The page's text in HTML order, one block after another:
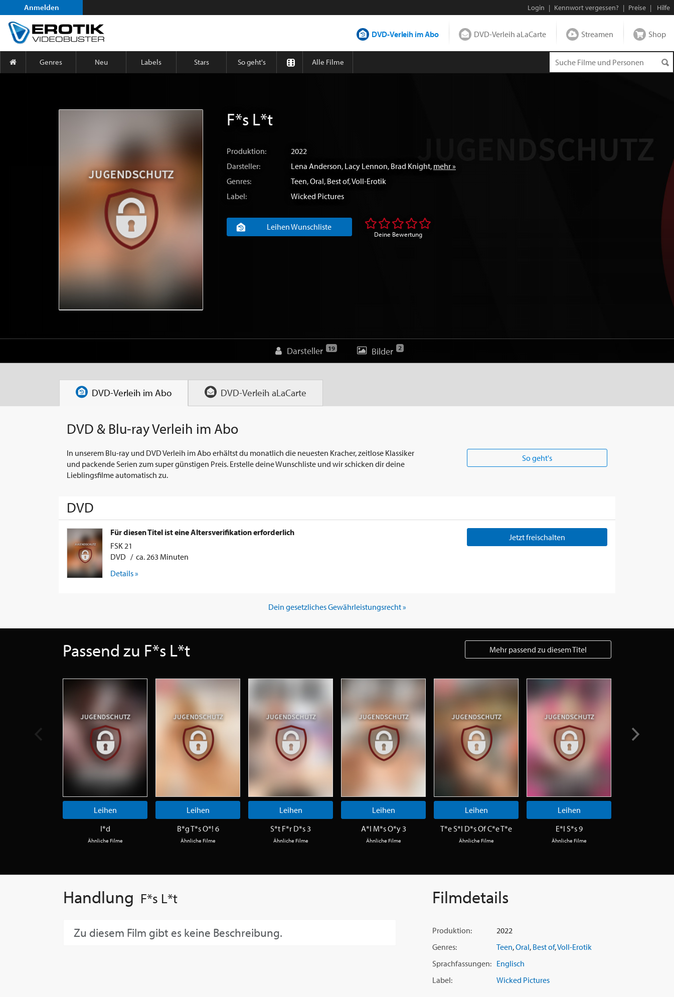
Anmelden Login | Kennwort vergessen? | Preise | Hilfe
DVD-Verleih im Abo DVD-Verleih aLaCarte Streamen Shop
Genres Neu Labels Stars So geht's Alle Filme
F*s L*t
Produktion:
2022
Darsteller:
Lena Anderson, Lacy Lennon, Brad Knight, mehr »
Genres:
Teen,Oral, Best of,Voll-Erotik
Label:
Wicked Pictures
Leihen Wunschliste
Deine Bewertung
Darsteller 19 Bilder 2
DVD-Verleih im Abo DVD-Verleih aLaCarte
DVD & Blu-ray Verleih im Abo
In unserem Blu-ray und DVD Verleih im Abo erhältst du monatlich die neuesten Kracher, zeitlose Klassiker
und packende Serien zum super günstigen Preis. Erstelle deine Wunschliste und wir schicken dir deine
Lieblingsfilme automatisch zu.
So geht's
DVD
Für diesen Titel ist eine Altersverifikation erforderlich
FSK 21
DVD / ca. 263 Minuten
Details »
Jetzt freischalten
Dein gesetzliches Gewährleistungsrecht »
Passend zu F*s L*t Mehr passend zu diesem Titel
Leihen
I*d
Ähnliche Filme
Leihen
B*g T*s O*! 6
Ähnliche Filme
Leihen
S*t F*r D*s 3
Ähnliche Filme
Leihen
A*l M*s O*y 3
Ähnliche Filme
Leihen
T*e S*l D*s Of C*e T*e
Ähnliche Filme
Leihen
E*l S*s 9
Ähnliche Filme
Handlung F*s L*t
Zu diesem Film gibt es keine Beschreibung.
Filmdetails
Produktion:
2022
Genres:
Teen,Oral, Best of,Voll-Erotik
Sprachfassungen: Englisch
Label:
Wicked Pictures